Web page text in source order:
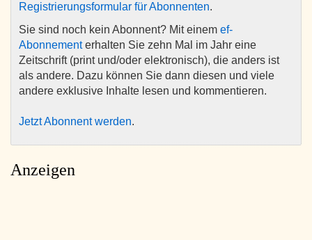
Registrierungsformular für Abonnenten.
Sie sind noch kein Abonnent? Mit einem ef-
Abonnementerhalten Sie zehn Mal im Jahr eine
Zeitschrift (print und/oder elektronisch), die anders ist
als andere. Dazu können Sie dann diesen und viele
andere exklusive Inhalte lesen und kommentieren.
Jetzt Abonnent werden.
Anzeigen